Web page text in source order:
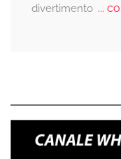
divertimento...